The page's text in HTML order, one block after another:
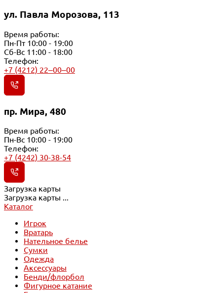
ул. Павла Морозова, 113
Время работы:
Пн-Пт 10:00 - 19:00
Сб-Вс 11:00 - 18:00
Телефон:
+7 (4212) 22‒00‒00
пр. Мира, 480
Время работы:
Пн-Вс 10:00 - 19:00
Телефон:
+7 (4242) 30-38-54
Загрузка карты
Загрузка карты ...
Каталог
Игрок
Вратарь
Нательное белье
Сумки
Одежда
Аксессуары
Бенди/флорбол
Фигурное катание